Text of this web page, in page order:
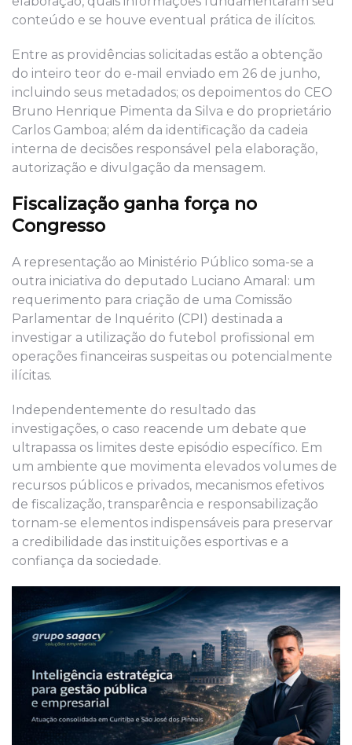
conteúdo e se houve eventual prática de ilícitos.
Entre as providências solicitadas estão a obtenção
do inteiro teor do e-mail enviado em 26 de junho,
incluindo seus metadados; os depoimentos do CEO
Bruno Henrique Pimenta da Silva e do proprietário
Carlos Gamboa; além da identificação da cadeia
interna de decisões responsável pela elaboração,
autorização e divulgação da mensagem.
Fiscalização ganha força no
Congresso
A representação ao Ministério Público soma-se a
outra iniciativa do deputado Luciano Amaral: um
requerimento para criação de uma Comissão
Parlamentar de Inquérito (CPI) destinada a
investigar a utilização do futebol profissional em
operações financeiras suspeitas ou potencialmente
ilícitas.
Independentemente do resultado das
investigações, o caso reacende um debate que
ultrapassa os limites deste episódio específico. Em
um ambiente que movimenta elevados volumes de
recursos públicos e privados, mecanismos efetivos
de fiscalização, transparência e responsabilização
tornam-se elementos indispensáveis para preservar
a credibilidade das instituições esportivas e a
confiança da sociedade.